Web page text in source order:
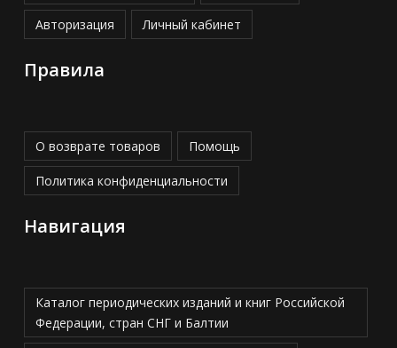
Авторизация Личный кабинет
Правила
О возврате товаров Помощь
Политика конфиденциальности
Навигация
Каталог периодических изданий и книг Российской
Федерации, стран СНГ и Балтии